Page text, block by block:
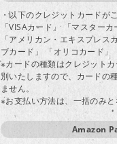
・以下のクレジットカードが
「VISAカード」 「マスターカ
「アメリカン・エキスプレス
ブカード」 「オリコカード」
※カードの種類はクレジット
別いたしますので、カードの
ません。
※お支払い方法は、一括のみと
Amazon